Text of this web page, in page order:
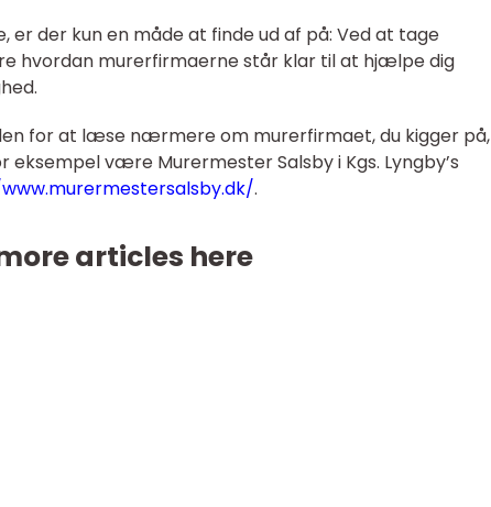
er der kun en måde at finde ud af på: Ved at tage
hvordan murerfirmaerne står klar til at hjælpe dig
for at læse nærmere om murerfirmaet, du kigger på,
være Murermester Salsby i Kgs. Lyngby’s
.
articles here